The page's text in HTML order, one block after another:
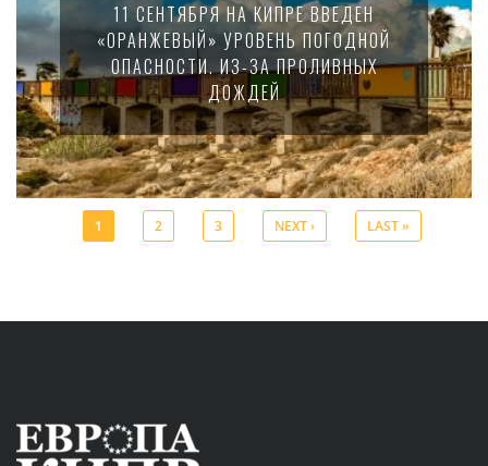
11 СЕНТЯБРЯ НА КИПРЕ ВВЕДЕН
«ОРАНЖЕВЫЙ» УРОВЕНЬ ПОГОДНОЙ
ОПАСНОСТИ. ИЗ-ЗА ПРОЛИВНЫХ
ДОЖДЕЙ
1 2 3 NEXT › LAST »